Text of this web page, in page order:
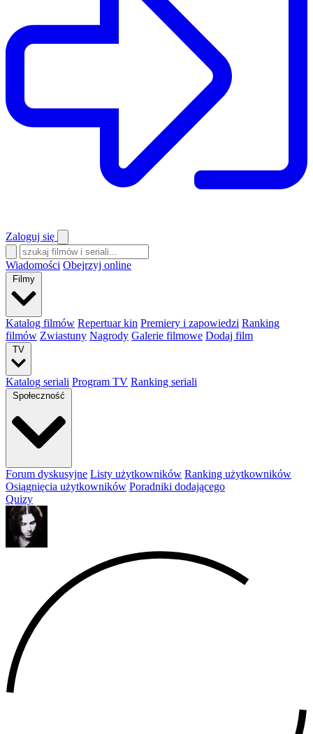
Zaloguj się
Wiadomości Obejrzyj online
Filmy
Katalog filmów Repertuar kin Premiery i zapowiedzi Ranking
filmów Zwiastuny Nagrody Galerie filmowe Dodaj film
TV
Katalog seriali Program TV Ranking seriali
Społeczność
Forum dyskusyjne Listy użytkowników Ranking użytkowników
Osiągnięcia użytkowników Poradniki dodającego
Quizy